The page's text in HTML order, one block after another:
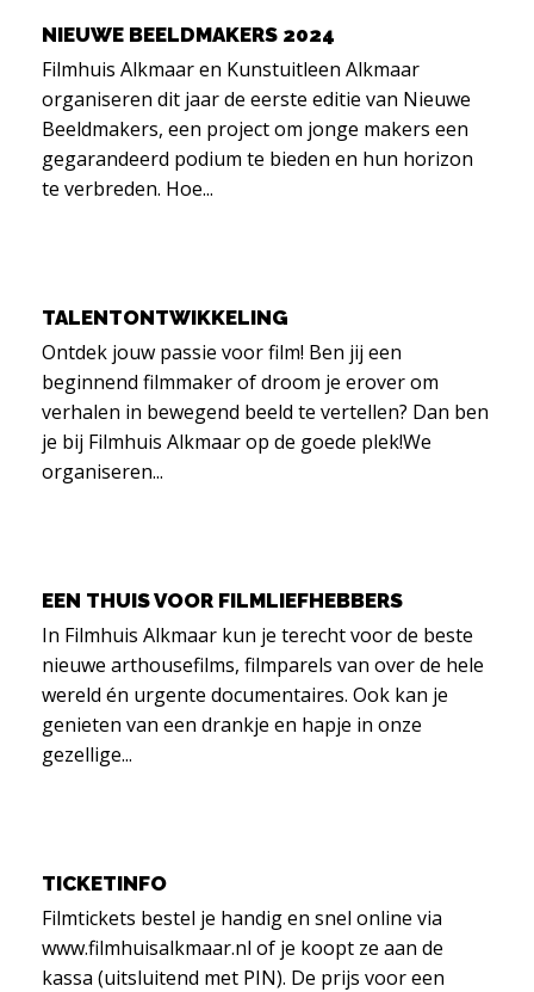
NIEUWE BEELDMAKERS 2024
Filmhuis Alkmaar en Kunstuitleen Alkmaar
organiseren dit jaar de eerste editie van Nieuwe
Beeldmakers, een project om jonge makers een
gegarandeerd podium te bieden en hun horizon
te verbreden. Hoe...
TALENTONTWIKKELING
Ontdek jouw passie voor film! Ben jij een
beginnend filmmaker of droom je erover om
verhalen in bewegend beeld te vertellen? Dan ben
je bij Filmhuis Alkmaar op de goede plek!We
organiseren...
EEN THUIS VOOR FILMLIEFHEBBERS
In Filmhuis Alkmaar kun je terecht voor de beste
nieuwe arthousefilms, filmparels van over de hele
wereld én urgente documentaires. Ook kan je
genieten van een drankje en hapje in onze
gezellige...
TICKETINFO
Filmtickets bestel je handig en snel online via
www.filmhuisalkmaar.nl of je koopt ze aan de
kassa (uitsluitend met PIN). De prijs voor een